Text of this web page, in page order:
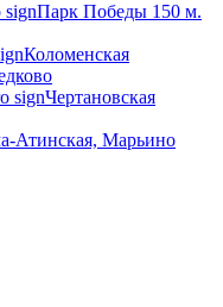
Парк Победы 150 м.
Коломенская
Чертановская
Атинская, Марьино